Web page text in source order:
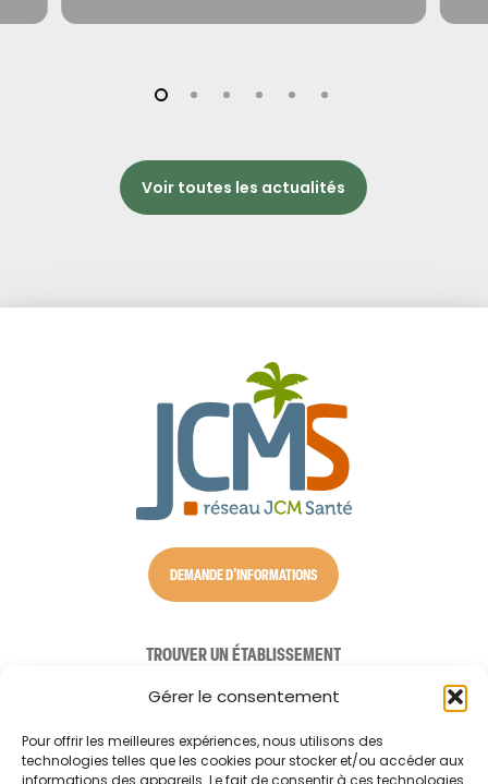
Gérer le consentement
Pour offrir les meilleures expériences, nous utilisons des
technologies telles que les cookies pour stocker et/ou accéder aux
Voir toutes les actualités
DEMANDE D'INFORMATIONS
TROUVER UN ÉTABLISSEMENT
NOS SOLUTIONS D’ACCUEIL
AIDE À DOMICILE
CONSEILS AUX AIDANTS